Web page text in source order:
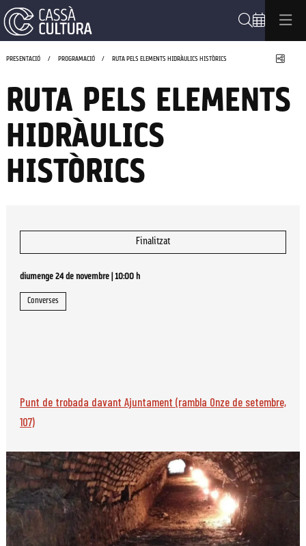
PRESENTACIÓ PROGRAMACIÓ RUTA PELS ELEMENTS HIDRÀULICS HISTÒRICS
RUTA PELS ELEMENTS
HIDRÀULICS
HISTÒRICS
Finalitzat
diumenge 24 de novembre 10:00 h
Converses
Punt de trobada davant Ajuntament (rambla Onze de setembre,
107)